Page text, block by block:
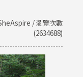
/ 瀏覽次數
(2634688)